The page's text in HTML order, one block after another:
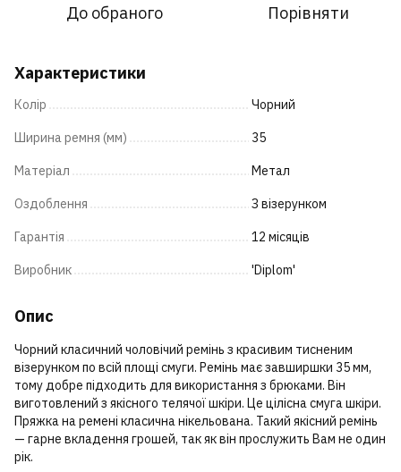
До обраного Порівняти
Характеристики
Колір Чорний
Ширина ремня (мм) 35
Матеріал Метал
Оздоблення З візерунком
Гарантія 12 місяців
Виробник 'Diplom'
Опис
Чорний класичний чоловічий ремінь з красивим тисненим
візерунком по всій площі смуги. Ремінь має завширшки 35 мм,
тому добре підходить для використання з брюками. Він
виготовлений з якісного телячої шкіри. Це цілісна смуга шкіри.
Пряжка на ремені класична нікельована. Такий якісний ремінь
— гарне вкладення грошей, так як він прослужить Вам не один
рік.